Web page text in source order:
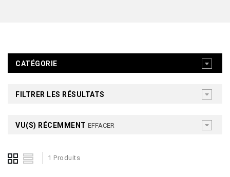
CATÉGORIE
FILTRER LES RÉSULTATS
VU(S) RÉCEMMENT EFFACER
1 Produits